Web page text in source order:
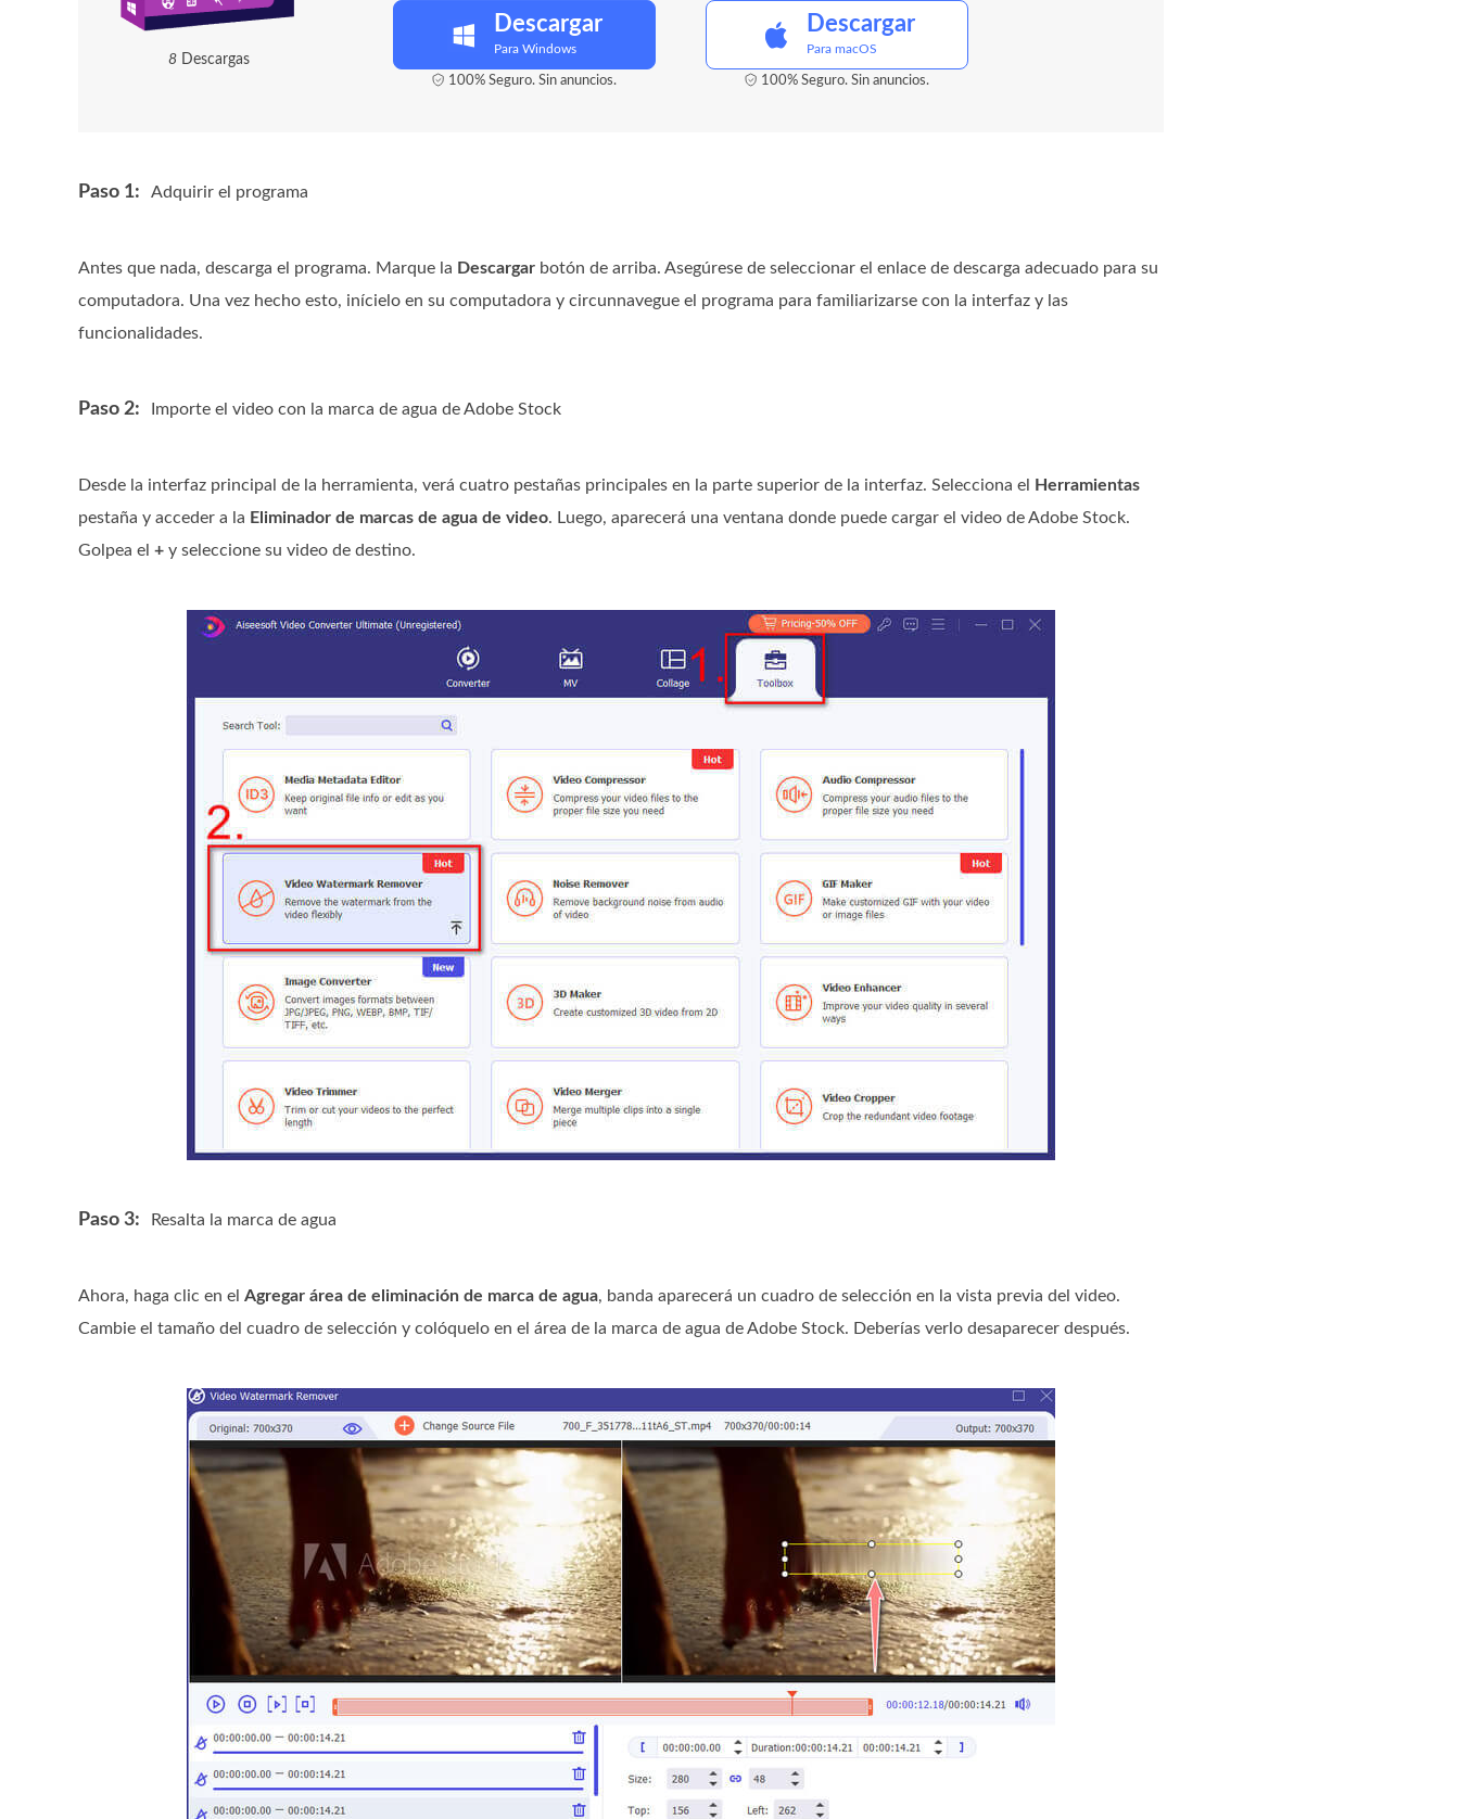
11 Descargas
Descargar
Para Windows
100% Seguro. Sin anuncios.
Descargar
Para macOS
100% Seguro. Sin anuncios.
Paso 1: Adquirir el programa
Antes que nada, descarga el programa. Marque la Descargar botón de arriba. Asegúrese de seleccionar el enlace de descarga adecuado para su
computadora. Una vez hecho esto, inícielo en su computadora y circunnavegue el programa para familiarizarse con la interfaz y las
funcionalidades.
Paso 2: Importe el video con la marca de agua de Adobe Stock
Desde la interfaz principal de la herramienta, verá cuatro pestañas principales en la parte superior de la interfaz. Selecciona el
Herramientas
pestaña y acceder a la Eliminador de marcas de agua de video. Luego, aparecerá una ventana donde puede cargar el video de Adobe Stock.
Golpea el + y seleccione su video de destino.
Paso 3: Resalta la marca de agua
Ahora, haga clic en el Agregar área de eliminación de marca de agua, banda aparecerá un cuadro de selección en la vista previa del video.
Cambie el tamaño del cuadro de selección y colóquelo en el área de la marca de agua de Adobe Stock. Deberías verlo desaparecer después.